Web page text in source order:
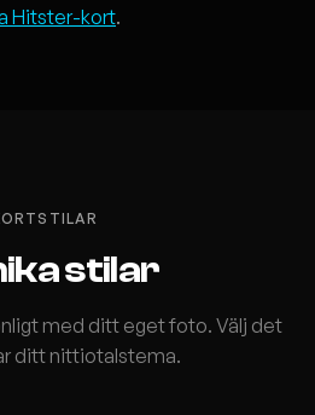
Hitster-kort.
stilar
med ditt eget foto. Välj det
ditt nittiotalstema.